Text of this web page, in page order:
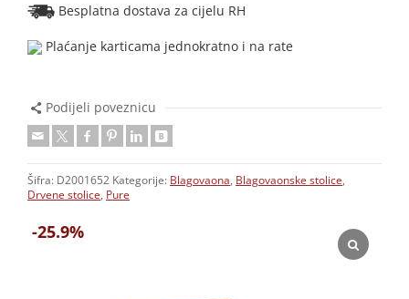
-25.9%
Besplatna dostava za cijelu RH
Plaćanje karticama jednokratno i na rate
Podijeli poveznicu
Šifra: D2001652 Kategorije: Blagovaona, Blagovaonske stolice,
Drvene stolice, Pure